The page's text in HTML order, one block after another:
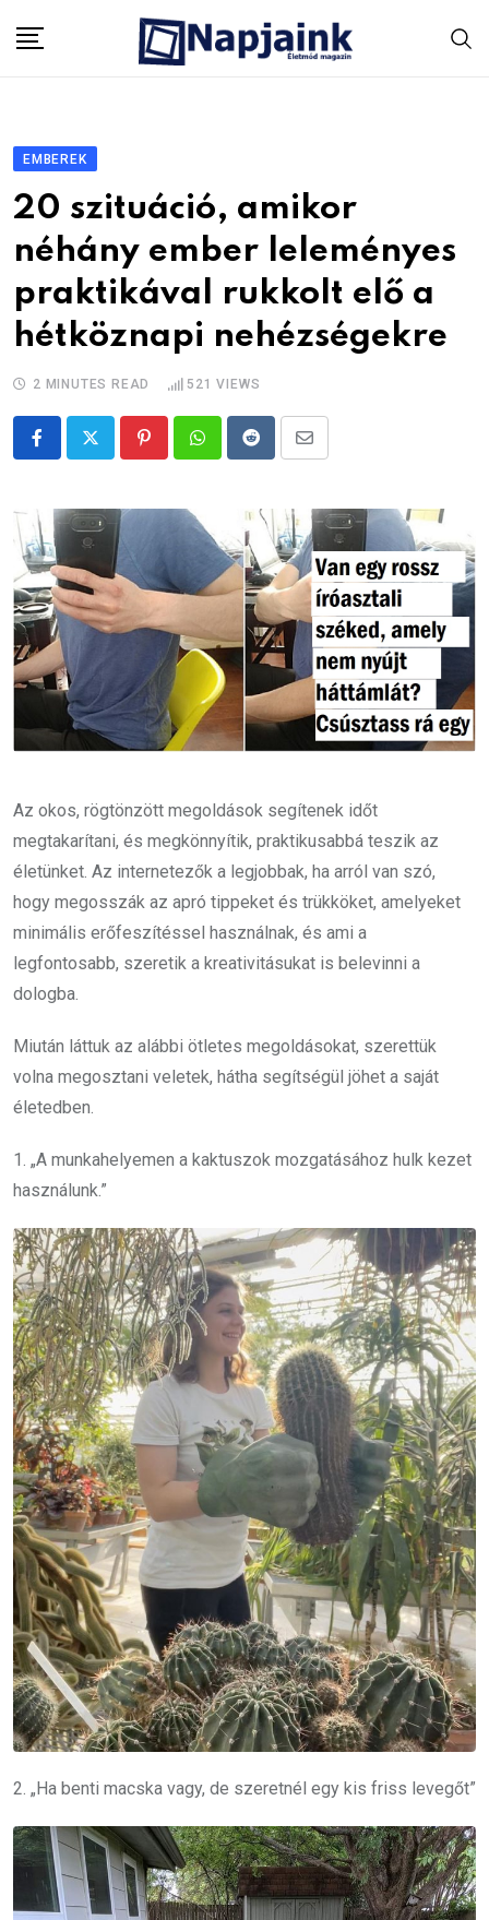
EMBEREK
20 szituáció, amikor
néhány ember leleményes
praktikával rukkolt elő a
hétköznapi nehézségekre
2 MINUTES READ 521 VIEWS
PinterestWhatsappRedditShare
Email
Az okos, rögtönzött megoldások segítenek időt
megtakarítani, és megkönnyítik, praktikusabbá teszik az
életünket. Az internetezők a legjobbak, ha arról van szó,
hogy megosszák az apró tippeket és trükköket, amelyeket
minimális erőfeszítéssel használnak, és ami a
legfontosabb, szeretik a kreativitásukat is belevinni a
dologba.
Miután láttuk az alábbi ötletes megoldásokat, szerettük
volna megosztani veletek, hátha segítségül jöhet a saját
életedben.
1. „A munkahelyemen a kaktuszok mozgatásához hulk kezet
használunk.”
2. „Ha benti macska vagy, de szeretnél egy kis friss levegőt”